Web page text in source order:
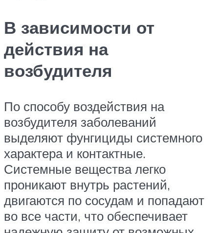
В зависимости от
действия на
возбудителя
По способу воздействия на
возбудителя заболеваний
выделяют фунгициды системного
характера и контактные.
Системные вещества легко
проникают внутрь растений,
двигаются по сосудам и попадают
во все части, что обеспечивает